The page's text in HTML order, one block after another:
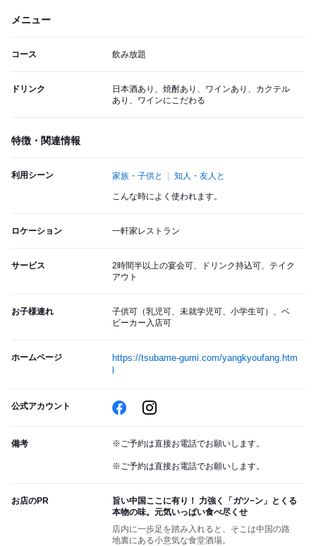
メニュー
コース 飲み放題
ドリンク
日本酒あり、焼酎あり、ワインあり、カクテル
あり、ワインにこだわる
特徴・関連情報
利用シーン 家族・子供と 知人・友人と
こんな時によく使われます。
ロケーション 一軒家レストラン
サービス
2時間半以上の宴会可、ドリンク持込可、テイク
アウト
お子様連れ
子供可（乳児可、未就学児可、小学生可）、ベ
ビーカー入店可
ホームページ
https://tsubame-gumi.com/yangkyoufang.htm
公式アカウント
備考 ※ご予約は直接お電話でお願いします。
※ご予約は直接お電話でお願いします。
お店のPR
旨い中国ここに有り！ 力強く「ガツ−ン」とくる
本物の味。元気いっぱい食べ尽くせ
店内に一歩足を踏み入れると、そこは中国の路
地裏にある小意気な食堂酒場。